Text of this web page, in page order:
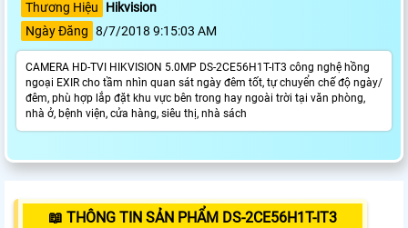
Thương Hiệu
Hikvision
Ngày Đăng 8/7/2018 9:15:03 AM
CAMERA HD-TVI HIKVISION 5.0MP DS-2CE56H1T-IT3 công nghệ hồng
ngoại EXIR cho tầm nhìn quan sát ngày đêm tốt, tự chuyển chế độ ngày/
đêm, phù hợp lắp đặt khu vực bên trong hay ngoài trời tại văn phòng,
nhà ở, bệnh viện, cửa hàng, siêu thị, nhà sách
📖 THÔNG TIN SẢN PHẨM DS-2CE56H1T-IT3